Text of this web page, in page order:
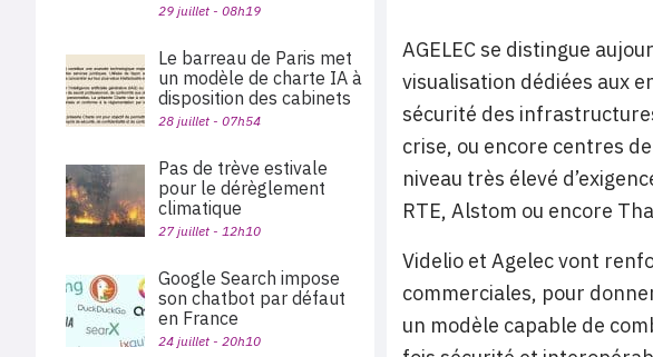
AGELEC se distingue
visualisation dédiées aux
sécurité des
crise, ou encore centres
niveau très élevé
RTE, Alstom ou encore
Videlio et Agelec vont
commerciales, pour
un modèle capable de
29 juillet - 08h19
Le barreau de Paris met
un modèle de charte IA à
disposition des cabinets
28 juillet - 07h54
Pas de trève estivale
pour le dérèglement
climatique
27 juillet - 12h10
Google Search impose
son chatbot par défaut
en France
24 juillet - 20h10